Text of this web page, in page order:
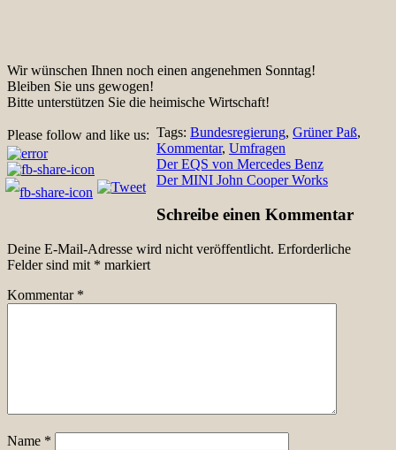
Wir wünschen Ihnen noch einen angenehmen Sonntag!
Bleiben Sie uns gewogen!
Bitte unterstützen Sie die heimische Wirtschaft!
Please follow and like us: Tags: Bundesregierung, Grüner Paß,
Kommentar, Umfragen
BeitragsnavigationDer EQS von Mercedes Benz
Der MINI John Cooper Works
Schreibe einen Kommentar
Deine E-Mail-Adresse wird nicht veröffentlicht. Erforderliche
Felder sind mit * markiert
Kommentar *
Name *